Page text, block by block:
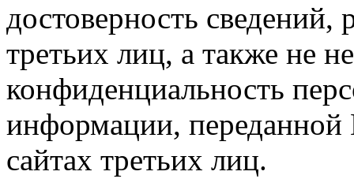
достоверность
третьих лиц, а также не
конфиденциальность
информации, переданной
сайтах третьих лиц.